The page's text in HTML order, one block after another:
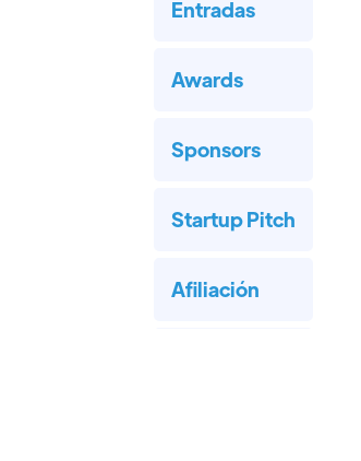
Entradas
Awards
Sponsors
Startup Pitch
Afiliación